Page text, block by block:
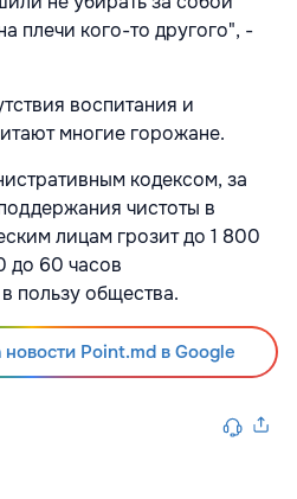
плечи кого-то другого", -
воспитания и
многие горожане.
кодексом, за
чистоты в
лицам грозит до 1 800
до 60 часов
пользу общества.
Point.md в Google